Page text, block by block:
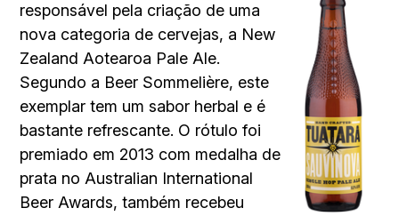
responsável pela criação de uma
nova categoria de cervejas, a New
Zealand Aotearoa Pale Ale.
Segundo a Beer Sommelière, este
exemplar tem um sabor herbal e é
bastante refrescante. O rótulo foi
premiado em 2013 com medalha de
prata no Australian International
Beer Awards, também recebeu